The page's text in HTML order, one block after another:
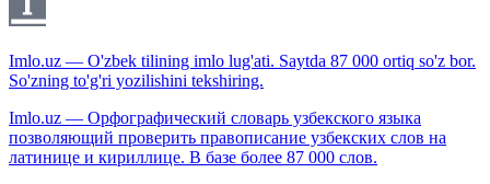
Imlo.uz — O'zbek tilining imlo lug'ati. Saytda 87 000 ortiq so'z bor.
So'zning to'g'ri yozilishini tekshiring.
Imlo.uz — Орфографический словарь узбекского языка
позволяющий проверить правописание узбекских слов на
латинице и кириллице. В базе более 87 000 слов.